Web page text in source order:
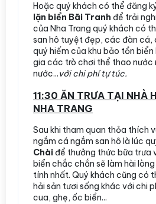
Hoặc quý khách có thể đăng
lặn biển Bãi Tranh để trải
của Nha Trang quý khách có
san hô tuyệt đẹp, các đàn cá,
quý hiếm của khu bảo tồn
gia các trò chơi thể thao nước
nước...với chi phí tự túc.
11:30 ĂN TRƯA TẠI NHÀ
NHA TRANG
Sau khi tham quan thỏa thích
ngắm cá ngắm san hô là lúc
Chàiđể thưởng thức bữa trưa
biển chắc chắn sẽ làm hài
tính nhất. Quý khách cũng có
hải sản tươi sống khác với chi
cua, ghẹ, ốc biển...